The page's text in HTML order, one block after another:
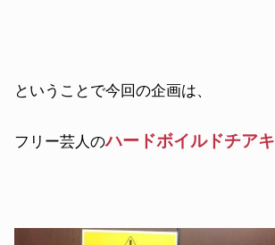
ということで今回の企画は、
フ リー芸人のハードボイルドチアキ